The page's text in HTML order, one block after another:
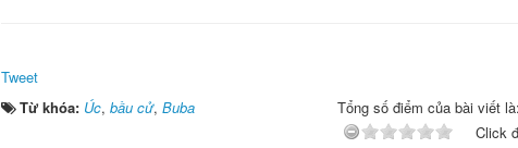
Tweet
Từ khóa: Úc, bầu cử, Buba
Tổng số điểm của bài viết
Click